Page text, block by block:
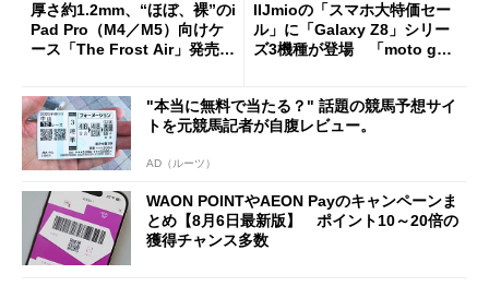
厚さ約1.2mm、“ほぼ、裸”のi
Pad Pro（M4／M5）向けケ
ース「The Frost Air」発売
IIJmioの「スマホ大特価セー
ル」に「Galaxy Z8」シリー
ズ3機種が登場 「moto g37
"本当に無料で当たる？" 話題の競馬予想サイ
トを元競馬記者が自腹レビュー。
AD（ルーツ）
WAON POINTやAEON Payのキャンペーンま
とめ【8月6日最新版】 ポイント10～20倍の
獲得チャンス多数